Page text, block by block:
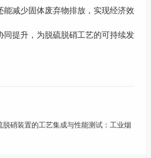
能减少固体废弃物排放，实现经济效
同提升，为脱硫脱硝工艺的可持续发
脱硝装置的工艺集成与性能测试：工业烟